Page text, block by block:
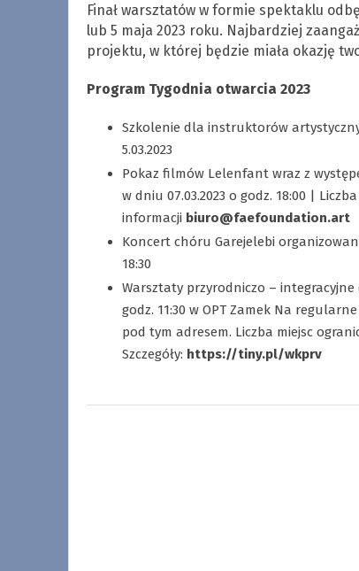
Finał warsztatów w formie spektaklu
lub 5 maja 2023 roku. Najbardziej
projektu, w której będzie miała okazję
Program Tygodnia otwarcia 2023
Szkolenie dla instruktorów
5.03.2023
Pokaz filmów Lelenfant wraz z
w dniu 07.03.2023 o godz. 18:00 |
informacji biuro@faefoundation.art
Koncert chóru Garejelebi
18:30
Warsztaty przyrodniczo – integracyjne
godz. 11:30 w OPT Zamek Na
pod tym adresem. Liczba miejsc
Szczegóły: https://tiny.pl/wkprv